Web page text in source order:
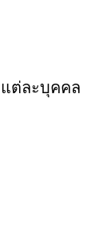
ต่ละบุคคล